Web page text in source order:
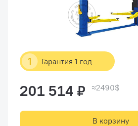
1 Гарантия 1 год
201 514 ₽ ≈2490$
В корзину